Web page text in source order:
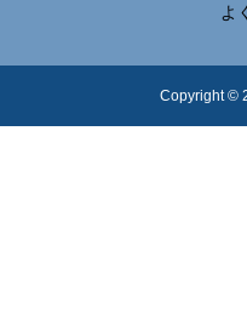
よ
Copyright ©